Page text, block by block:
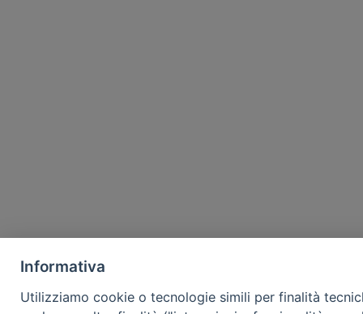
Informativa
Utilizziamo cookie o tecnologie simili per finalità